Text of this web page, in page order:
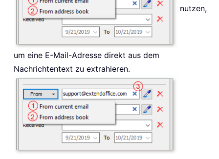
nutzen,
um eine E-Mail-Adresse direkt aus dem
Nachrichtentext zu extrahieren.